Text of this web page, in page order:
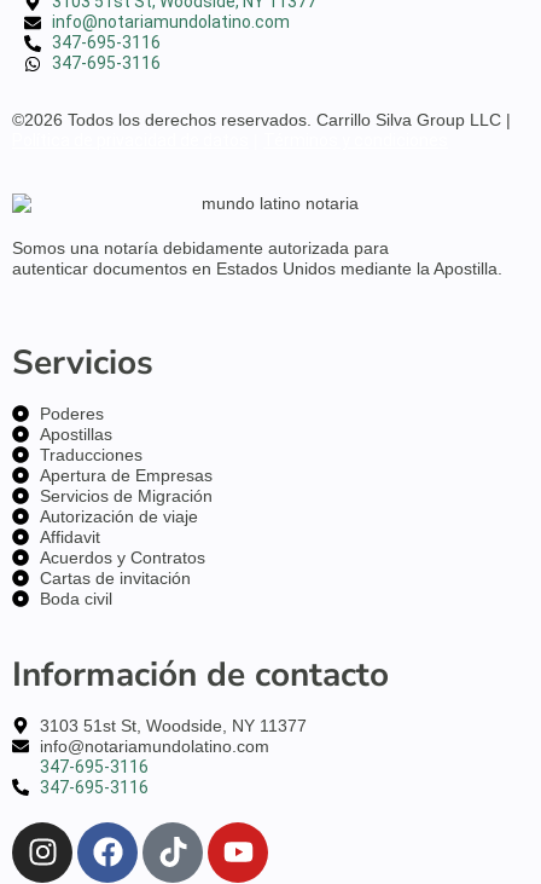
info@notariamundolatino.com
347-695-3116
347-695-3116
©2026 Todos los derechos reservados. Carrillo Silva Group LLC |
Somos una notaría debidamente autorizada para
autenticar documentos en Estados Unidos mediante la Apostilla.
Servicios
Poderes
Apostillas
Traducciones
Apertura de Empresas
Servicios de Migración
Autorización de viaje
Affidavit
Acuerdos y Contratos
Cartas de invitación
Boda civil
Información de contacto
3103 51st St, Woodside, NY 11377
info@notariamundolatino.com
347-695-3116
347-695-3116